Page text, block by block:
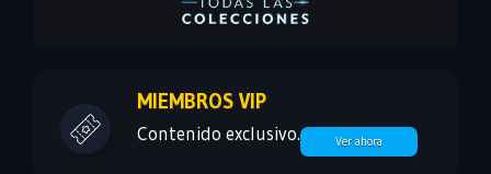
MIEMBROS VIP
Contenido exclusivo. Ver ahora